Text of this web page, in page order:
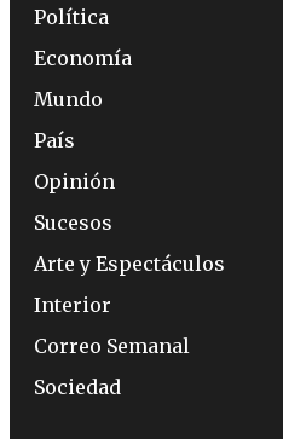
Política
Economía
Mundo
País
Opinión
Sucesos
Arte y Espectáculos
Interior
Correo Semanal
Sociedad